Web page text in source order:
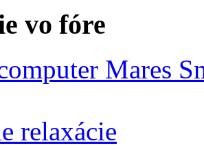
vo fóre
Mares
relaxácie